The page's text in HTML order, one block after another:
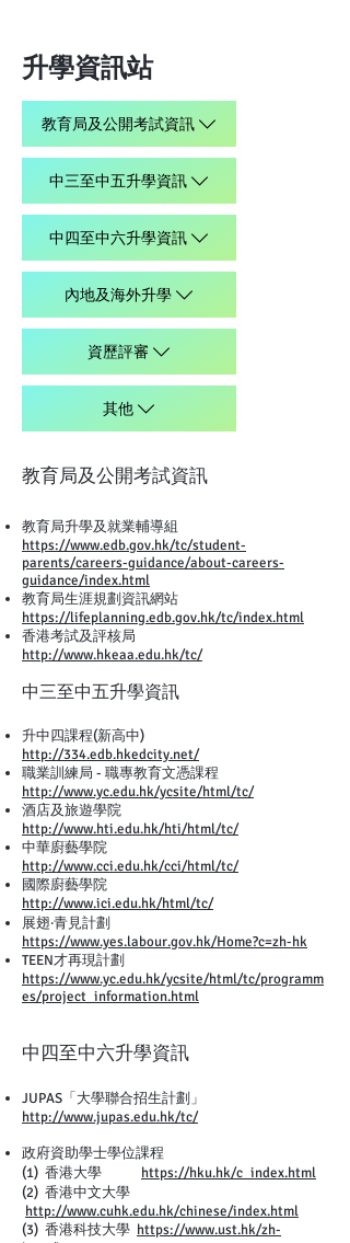
升學資訊站
教育局及公開考試資訊
中三至中五升學資訊
中四至中六升學資訊​
內地及海外升學
資歷評審
其他
教育局及公開考試資訊
教育局升學及就業輔導組
https://www.edb.gov.hk/tc/student-
parents/careers-guidance/about-careers-
guidance/index.html
教育局生涯規劃資訊網站
https://lifeplanning.edb.gov.hk/tc/index.html
香港考試及評核局
http://www.hkeaa.edu.hk/tc/
中三至中五升學資訊
升中四課程(新高中)
http://334.edb.hkedcity.net/
職業訓練局 - 職專教育文憑課程
http://www.yc.edu.hk/ycsite/html/tc/
酒店及旅遊學院
http://www.hti.edu.hk/hti/html/tc/
中華廚藝學院
http://www.cci.edu.hk/cci/html/tc/
國際廚藝學院
http://www.ici.edu.hk/html/tc/
展翅‧青見計劃
https://www.yes.labour.gov.hk/Home?c=zh-hk
TEEN才再現計劃
https://www.yc.edu.hk/ycsite/html/tc/programm
es/project_information.html
中四至中六升學資訊
JUPAS「大學聯合招生計劃」
http://www.jupas.edu.hk/tc/
政府資助學士學位課程
(1) 香港大學 https://hku.hk/c_index.html
(2) 香港中文大學
http://www.cuhk.edu.hk/chinese/index.html
(3) 香港科技大學 https://www.ust.hk/zh-